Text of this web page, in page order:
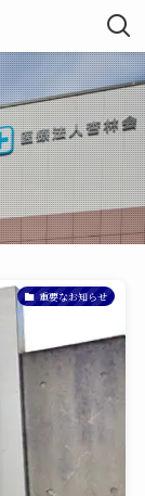
重要なお知らせ